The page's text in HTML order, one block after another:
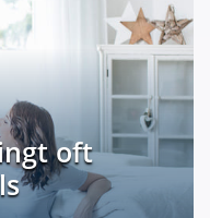
oft